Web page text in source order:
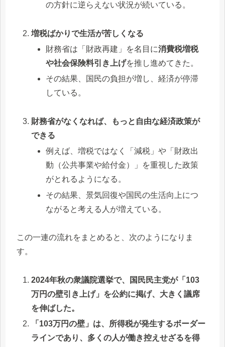
の方針に逆らえない状況が続いている。
増税ばかりで生活が苦しくなる
財務省は「財政再建」を名目に消費税増税
や社会保険料引き上げを推し進めてきた。
その結果、国民の負担が増し、経済が停滞
している。
財務省がなくなれば、もっと自由な経済政策が
できる
例えば、増税ではなく「減税」や「財政出
動（公共事業や給付金）」を重視した政策
がとれるようになる。
その結果、景気回復や国民の生活向上につ
ながると考える人が増えている。
この一連の流れをまとめると、次のようになりま
す。
2024年秋の衆議院選挙で、国民民主党が「103
万円の壁引き上げ」を公約に掲げ、大きく議席
を伸ばした。
「103万円の壁」は、所得税が発生するボーダー
ラインであり、多くの人が働き控えせざるを得